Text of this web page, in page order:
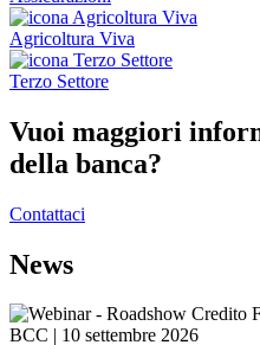
Agricoltura Viva
Terzo Settore
Vuoi maggiori
della banca?
Contattaci
News